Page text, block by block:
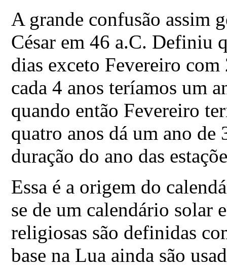
A grande confusão assim
César em 46 a.C. Definiu
dias exceto Fevereiro
cada 4 anos teríamos um
quando então Fevereiro
quatro anos dá um ano
duração do ano das
Essa é a origem do
se de um calendário solar
religiosas são definidas
base na Lua ainda são